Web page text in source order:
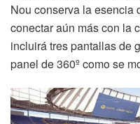
Nou conserva la esencia
conectar aún más con la
incluirá tres pantallas de
panel de 360º como se